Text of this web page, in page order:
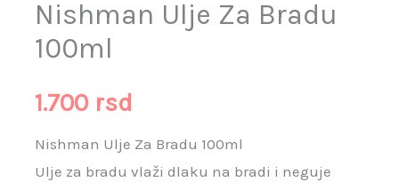
Nishman Ulje Za Bradu
100ml
1.700 rsd
Nishman Ulje Za Bradu 100ml
Ulje za bradu vlaži dlaku na bradi i neguje